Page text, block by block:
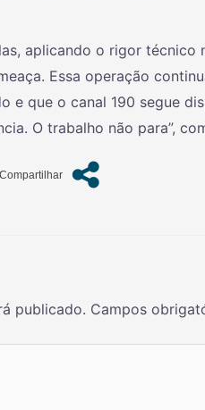
aplicando o rigor técnico
Essa operação
e que o canal 190 segue
O trabalho não para”,
publicado. Campos